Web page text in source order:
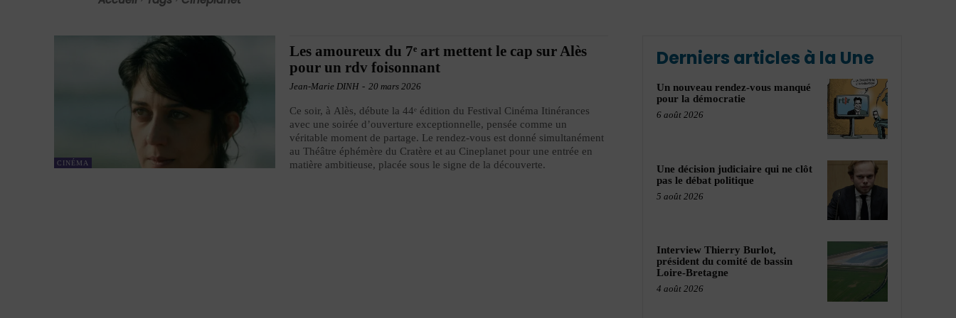
CINÉMA
Les amoureux du 7ᵉ art mettent le cap sur Alès
pour un rdv foisonnant
Jean-Marie DINH - 20 mars 2026
Ce soir, à Alès, débute la 44ᵉ édition du Festival Cinéma Itinérances
avec une soirée d’ouverture exceptionnelle, pensée comme un
véritable moment de partage. Le rendez-vous est donné simultanément
au Théâtre éphémère du Cratère et au Cineplanet pour une entrée en
matière ambitieuse, placée sous le signe de la découverte.
Derniers articles à la Une
Un nouveau rendez-vous manqué
pour la démocratie
6 août 2026
Une décision judiciaire qui ne clôt
pas le débat politique
5 août 2026
Interview Thierry Burlot,
président du comité de bassin
Loire-Bretagne
4 août 2026